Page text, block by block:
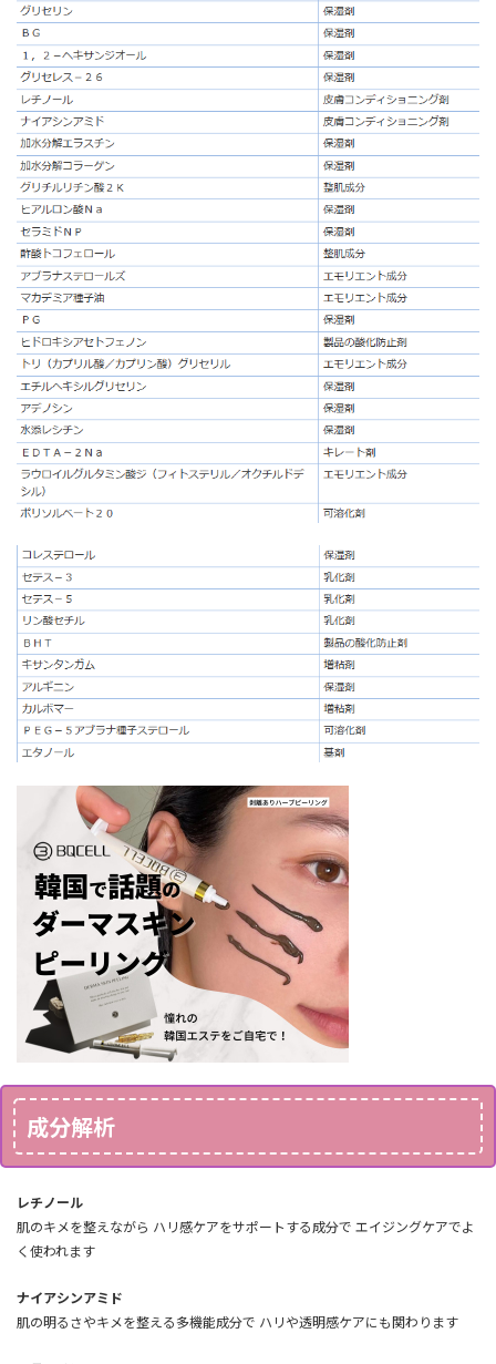
成分解析
レチノール
肌のキメを整えながら ハリ感ケアをサポートする成分で エイジングケアでよ
く使われます
ナイアシンアミド
肌の明るさやキメを整える多機能成分で ハリや透明感ケアにも関わります